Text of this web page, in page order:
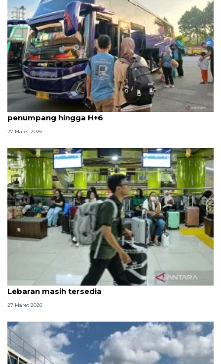
Terminal Kampung Rambutan layani 22 ribu lebih
penumpang hingga H+6
27 Maret 2026
KAI Jakarta: 160 ribu tiket kereta arus balik
Lebaran masih tersedia
27 Maret 2026